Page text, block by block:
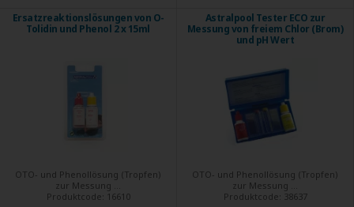
Ersatzreaktionslösungen von O-
Tolidin und Phenol 2 x 15ml
OTO- und Phenollösung (Tropfen)
zur Messung ...
Produktcode: 16610
Astralpool Tester ECO zur
Messung von freiem Chlor (Brom)
und pH Wert
OTO- und Phenollösung (Tropfen)
zur Messung ...
Produktcode: 38637